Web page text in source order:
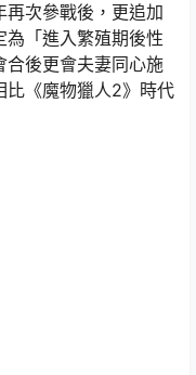
再次參戰後，更追加
為「進入繁殖期後性
合後更會夫妻同心施
比《魔物獵人2》時代